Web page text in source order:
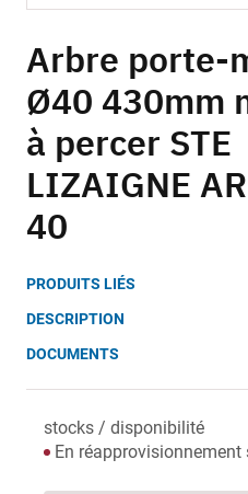
to
the
beginning
of
the
images
gallery
Arbre porte-
Ø40 430mm
à percer STE
LIZAIGNE
40
PRODUITS LIÉS
DESCRIPTION
DOCUMENTS
stocks / disponibilité
En